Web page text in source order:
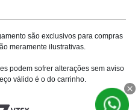
são exclusivos para compras
meramente ilustrativas.
podem sofrer alterações sem aviso
válido é o do carrinho.